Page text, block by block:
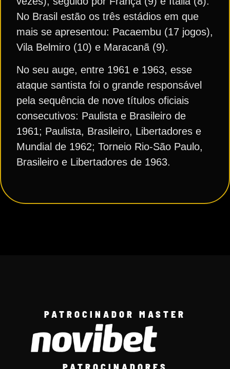
No Brasil estão os três estádios em que
mais se apresentou: Pacaembu (17 jogos),
Vila Belmiro (10) e Maracanã (9).
No seu auge, entre 1961 e 1963, esse
ataque santista foi o grande responsável
pela sequência de nove títulos oficiais
consecutivos: Paulista e Brasileiro de
1961; Paulista, Brasileiro, Libertadores e
Mundial de 1962; Torneio Rio-São Paulo,
Brasileiro e Libertadores de 1963.
PATROCINADOR MASTER